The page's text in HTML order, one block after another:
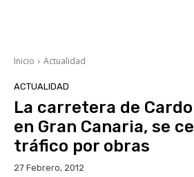
Inicio Actualidad
ACTUALIDAD
La carretera de
en Gran Canaria, se
tráfico por obras
27 Febrero, 2012